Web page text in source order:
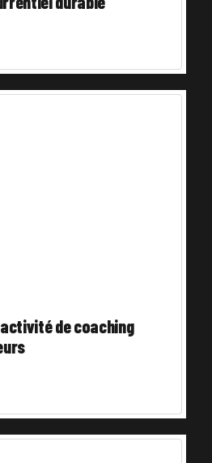
de coaching